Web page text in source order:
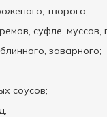
творога;
суфле, муссов,
заварного;
соусов;